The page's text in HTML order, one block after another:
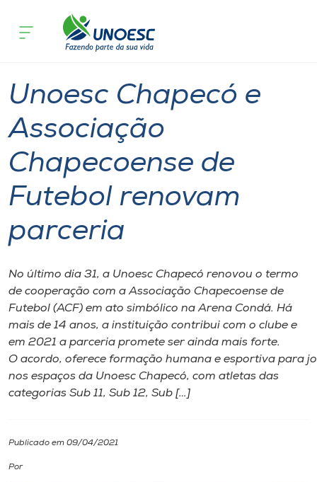
Cursos
Pesquisa
Atendimento ao Estudante
Portal de Ensino
A
Internacionalização
I.nova
Diplomados
Unoesc Chapecó e
Associação
Chapecoense de
Futebol renovam
parceria
No último dia 31, a Unoesc Chapecó renovou o termo
de cooperação com a Associação Chapecoense de
Futebol (ACF) em ato simbólico na Arena Condá. Há
mais de 14 anos, a instituição contribui com o clube e
em 2021 a parceria promete ser ainda mais forte.
O acordo, oferece formação humana e esportiva para
nos espaços da Unoesc Chapecó, com atletas das
categorias Sub 11, Sub 12, Sub […]
Publicado em 09/04/2021
Por